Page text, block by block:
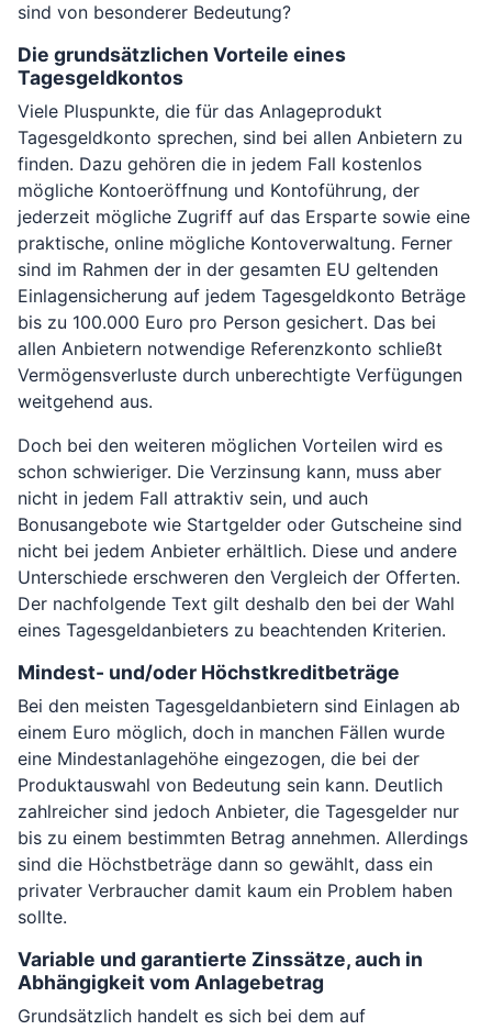
sind von besonderer Bedeutung?
Die grundsätzlichen Vorteile eines
Tagesgeldkontos
Viele Pluspunkte, die für das Anlageprodukt
Tagesgeldkonto sprechen, sind bei allen Anbietern zu
finden. Dazu gehören die in jedem Fall kostenlos
mögliche Kontoeröffnung und Kontoführung, der
jederzeit mögliche Zugriff auf das Ersparte sowie eine
praktische, online mögliche Kontoverwaltung. Ferner
sind im Rahmen der in der gesamten EU geltenden
Einlagensicherung auf jedem Tagesgeldkonto Beträge
bis zu 100.000 Euro pro Person gesichert. Das bei
allen Anbietern notwendige Referenzkonto schließt
Vermögensverluste durch unberechtigte Verfügungen
weitgehend aus.
Doch bei den weiteren möglichen Vorteilen wird es
schon schwieriger. Die Verzinsung kann, muss aber
nicht in jedem Fall attraktiv sein, und auch
Bonusangebote wie Startgelder oder Gutscheine sind
nicht bei jedem Anbieter erhältlich. Diese und andere
Unterschiede erschweren den Vergleich der Offerten.
Der nachfolgende Text gilt deshalb den bei der Wahl
eines Tagesgeldanbieters zu beachtenden Kriterien.
Mindest- und/oder Höchstkreditbeträge
Bei den meisten Tagesgeldanbietern sind Einlagen ab
einem Euro möglich, doch in manchen Fällen wurde
eine Mindestanlagehöhe eingezogen, die bei der
Produktauswahl von Bedeutung sein kann. Deutlich
zahlreicher sind jedoch Anbieter, die Tagesgelder nur
bis zu einem bestimmten Betrag annehmen. Allerdings
sind die Höchstbeträge dann so gewählt, dass ein
privater Verbraucher damit kaum ein Problem haben
sollte.
Variable und garantierte Zinssätze, auch in
Abhängigkeit vom Anlagebetrag
Grundsätzlich handelt es sich bei dem auf